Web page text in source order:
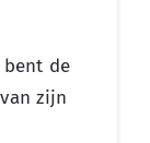
de
zijn